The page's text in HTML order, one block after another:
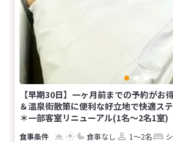
【早期30日】一ヶ月前までの予約がお
＆温泉街散策に便利な好立地で快適
＊一部客室リニューアル(1名～2名1室)
食事なし 1～2名